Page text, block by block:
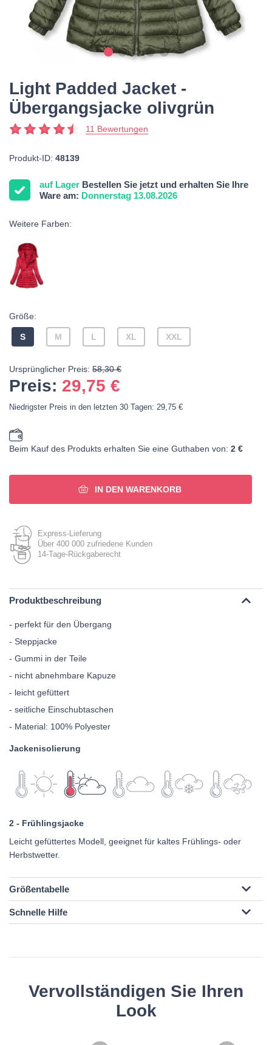
Light Padded Jacket -
Übergangsjacke olivgrün
11 Bewertungen
Produkt-ID: 48139
auf Lager Bestellen Sie jetzt und erhalten Sie Ihre
Ware am: Donnerstag 13.08.2026
Weitere Farben:
Größe:
S M L XL XXL
Ursprünglicher Preis: 58,30 €
Preis: 29,75 €
Niedrigster Preis in den letzten 30 Tagen: 29,75 €
Beim Kauf des Produkts erhalten Sie eine Guthaben von: 2 €
IN DEN WARENKORB
Express-Lieferung
Über 400 000 zufriedene Kunden
14-Tage-Rückgaberecht
Produktbeschreibung
- perfekt für den Übergang
- Steppjacke
- Gummi in der Teile
- nicht abnehmbare Kapuze
- leicht gefüttert
- seitliche Einschubtaschen
- Material: 100% Polyester
Jackenisolierung
2 - Frühlingsjacke
Leicht gefüttertes Modell, geeignet für kaltes Frühlings- oder
Herbstwetter.
Größentabelle
Schnelle Hilfe
Vervollständigen Sie Ihren
Look